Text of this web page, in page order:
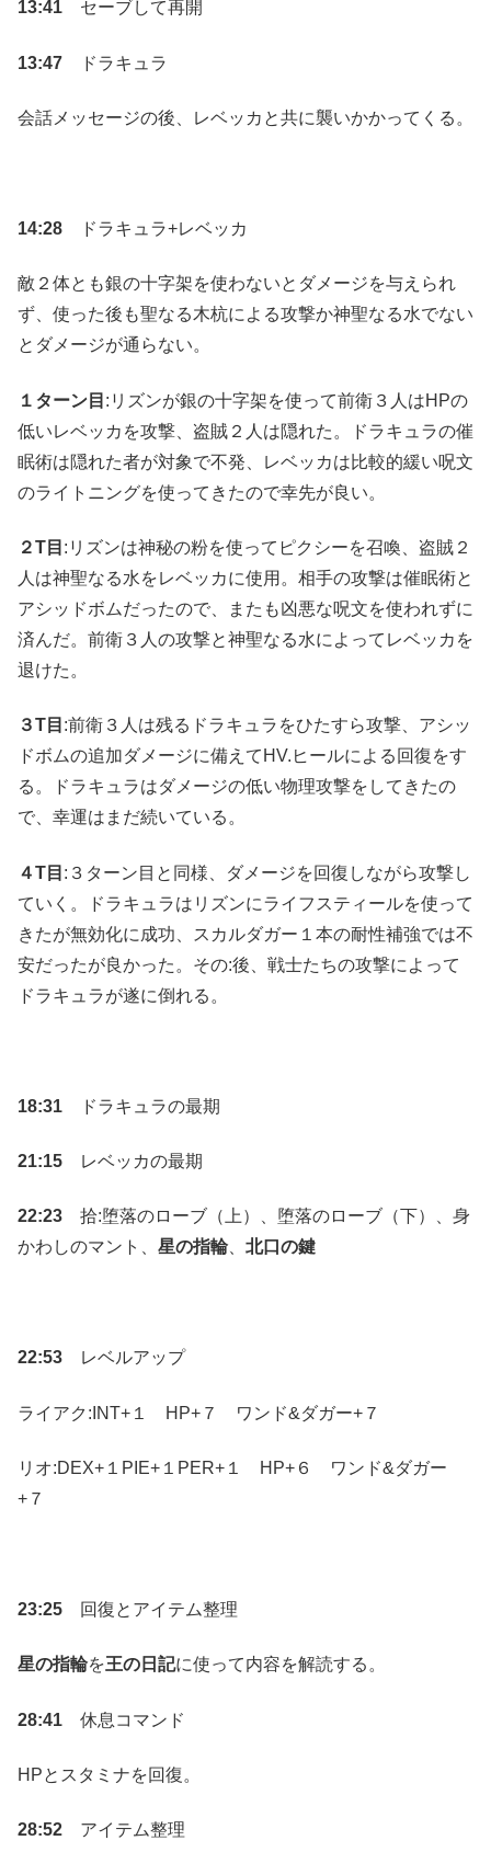
13:41 セーブして再開
13:47 ドラキュラ
会話メッセージの後、レベッカと共に襲いかかってくる。
14:28 ドラキュラ+レベッカ
敵２体とも銀の十字架を使わないとダメージを与えられ
ず、使った後も聖なる木杭による攻撃か神聖なる水でない
とダメージが通らない。
１ターン目 :リズンが銀の十字架を使って前衛３人はHPの
低いレベッカを攻撃、盗賊２人は隠れた。ドラキュラの催
眠術は隠れた者が対象で不発、レベッカは比較的緩い呪文
のライトニングを使ってきたので幸先が良い。
２T目 :リズンは神秘の粉を使ってピクシーを召喚、盗賊２
人は神聖なる水をレベッカに使用。相手の攻撃は催眠術と
アシッドボムだったので、またも凶悪な呪文を使われずに
済んだ。前衛３人の攻撃と神聖なる水によってレベッカを
退けた。
３T目 :前衛３人は残るドラキュラをひたすら攻撃、アシッ
ドボムの追加ダメージに備えてHV.ヒールによる回復をす
る。ドラキュラはダメージの低い物理攻撃をしてきたの
で、幸運はまだ続いている。
４T目 :３ターン目と同様、ダメージを回復しながら攻撃し
ていく。ドラキュラはリズンにライフスティールを使って
きたが無効化に成功、スカルダガー１本の耐性補強では不
安だったが良かった。その:後、戦士たちの攻撃によって
ドラキュラが遂に倒れる。
18:31 ドラキュラの最期
21:15 レベッカの最期
22:23 拾:堕落のローブ（上）、堕落のローブ（下）、身
かわしのマント、 星の指輪、 北口の鍵
22:53 レベルアップ
ライアク:INT+１ HP+７ ワンド&ダガー+７
リオ:DEX+１PIE+１PER+１ HP+６ ワンド&ダガー
+７
23:25 回復とアイテム整理
星の指輪を王の日記に使って内容を解読する。
28:41 休息コマンド
HPとスタミナを回復。
28:52 アイテム整理